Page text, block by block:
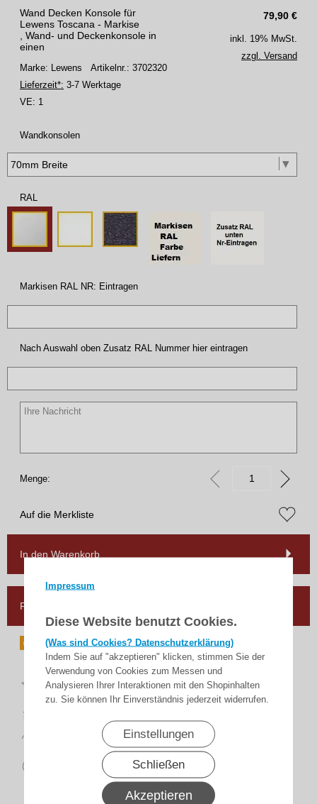
Impressum
Diese Website benutzt Cookies.
(Was sind Cookies? Datenschutzerklärung)
Indem Sie auf "akzeptieren" klicken, stimmen Sie der
Verwendung von Cookies zum Messen und
Analysieren Ihrer Interaktionen mit den Shopinhalten
zu. Sie können Ihr Einverständnis jederzeit widerrufen.
Einstellungen
Schließen
Akzeptieren
79,90 €
Wand Decken Konsole für
Lewens Toscana - Markise
, Wand- und Deckenkonsole in
einen
Marke: Lewens Artikelnr.: 3702320
Lieferzeit*: 3-7 Werktage
VE: 1
inkl. 19% MwSt.
zzgl. Versand
Wandkonsolen
RAL
Markisen RAL NR: Eintragen
Nach Auswahl oben Zusatz RAL Nummer hier eintragen
Menge:
Auf die Merkliste
In den Warenkorb
Frage zum Artikel
Top
Bewertungen
schnelle
Rückgaberecht